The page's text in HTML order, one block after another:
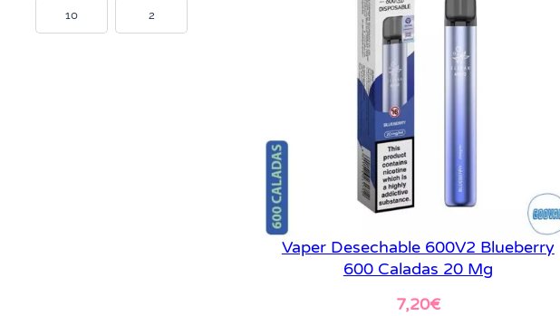
10 2
Vaper Desechable 600V2 Blueberry
600 Caladas 20 Mg
7,20€